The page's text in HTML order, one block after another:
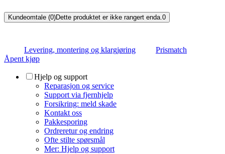
Kundeomtale (0)Dette produktet er ikke rangert enda.0
Levering, montering og klargjøring
Prismatch
Åpent kjøp
Hjelp og support
Reparasjon og service
Support via fjernhjelp
Forsikring: meld skade
Kontakt oss
Pakkesporing
Ordreretur og endring
Ofte stilte spørsmål
Mer: Hjelp og support